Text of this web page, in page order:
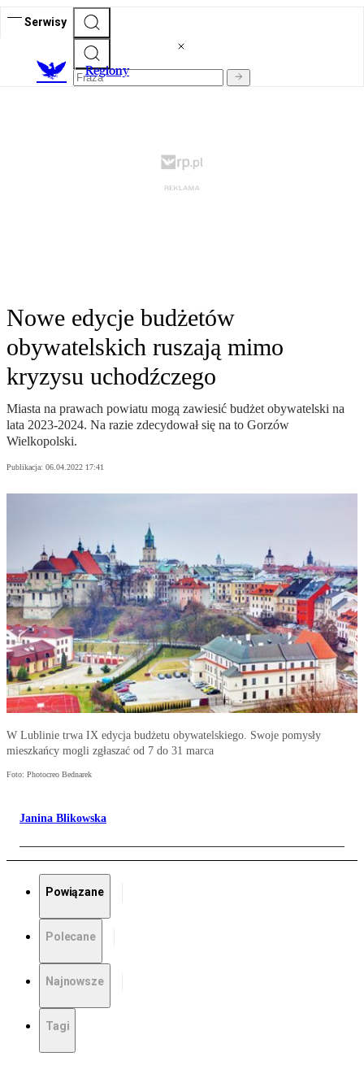
Serwisy
Regiony
Nowe edycje budżetów
obywatelskich ruszają mimo
kryzysu uchodźczego
Miasta na prawach powiatu mogą zawiesić budżet obywatelski na
lata 2023-2024. Na razie zdecydował się na to Gorzów
Wielkopolski.
Publikacja: 06.04.2022 17:41
W Lublinie trwa IX edycja budżetu obywatelskiego. Swoje pomysły
mieszkańcy mogli zgłaszać od 7 do 31 marca
Foto: Photocreo Bednarek
Janina Blikowska
Powiązane
Polecane
Najnowsze
Tagi